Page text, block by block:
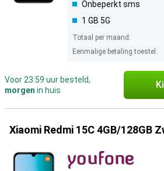
Onbeperkt sms
1 GB 5G
Totaal per maand:
Eenmalige betaling toestel:
Voor 23:59 uur besteld,
morgen in huis
Xiaomi Redmi 15C 4GB/128GB